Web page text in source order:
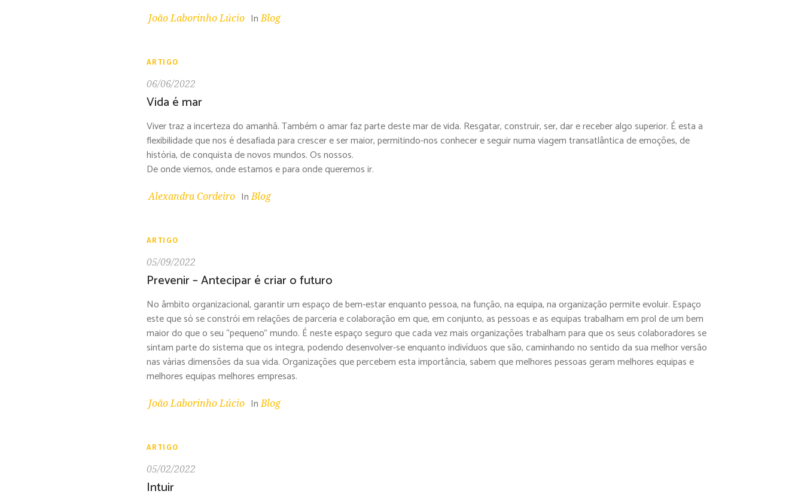
João Laborinho Lúcio InBlog
ARTIGO
06/06/2022
Vida é mar
Viver traz a incerteza do amanhã. Também o amar faz parte deste mar de vida. Resgatar, construir, ser, dar e receber algo superior. É esta a
flexibilidade que nos é desafiada para crescer e ser maior, permitindo-nos conhecer e seguir numa viagem transatlântica de emoções, de
história, de conquista de novos mundos. Os nossos.
De onde viemos, onde estamos e para onde queremos ir.
Alexandra Cordeiro InBlog
ARTIGO
05/09/2022
Prevenir – Antecipar é criar o futuro
No âmbito organizacional, garantir um espaço de bem-estar enquanto pessoa, na função, na equipa, na organização permite evoluir. Espaço
este que só se constrói em relações de parceria e colaboração em que, em conjunto, as pessoas e as equipas trabalham em prol de um bem
maior do que o seu “pequeno” mundo. É neste espaço seguro que cada vez mais organizações trabalham para que os seus colaboradores se
sintam parte do sistema que os integra, podendo desenvolver-se enquanto indivíduos que são, caminhando no sentido da sua melhor versão
nas várias dimensões da sua vida. Organizações que percebem esta importância, sabem que melhores pessoas geram melhores equipas e
melhores equipas melhores empresas.
João Laborinho Lúcio InBlog
ARTIGO
05/02/2022
Intuir